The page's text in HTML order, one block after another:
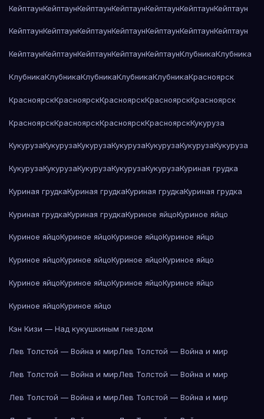
КейптаунКейптаунКейптаунКейптаунКейптаунКейптаунКейптаун
КейптаунКейптаунКейптаунКейптаунКейптаунКейптаунКейптаун
КейптаунКейптаунКейптаунКейптаунКейптаунКлубникаКлубника
КлубникаКлубникаКлубникаКлубникаКлубникаКрасноярск
КрасноярскКрасноярскКрасноярскКрасноярскКрасноярск
КрасноярскКрасноярскКрасноярскКрасноярскКукуруза
КукурузаКукурузаКукурузаКукурузаКукурузаКукурузаКукуруза
КукурузаКукурузаКукурузаКукурузаКукурузаКуриная грудка
Куриная грудкаКуриная грудкаКуриная грудкаКуриная грудка
Куриная грудкаКуриная грудкаКуриное яйцоКуриное яйцо
Куриное яйцоКуриное яйцоКуриное яйцоКуриное яйцо
Куриное яйцоКуриное яйцоКуриное яйцоКуриное яйцо
Куриное яйцоКуриное яйцоКуриное яйцоКуриное яйцо
Куриное яйцоКуриное яйцо
Кэн Кизи — Над кукушкиным гнездом
Лев Толстой — Война и мирЛев Толстой — Война и мир
Лев Толстой — Война и мирЛев Толстой — Война и мир
Лев Толстой — Война и мирЛев Толстой — Война и мир